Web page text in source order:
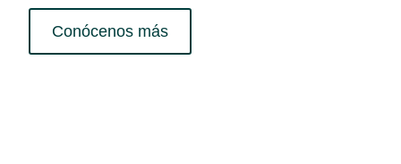
Conócenos más